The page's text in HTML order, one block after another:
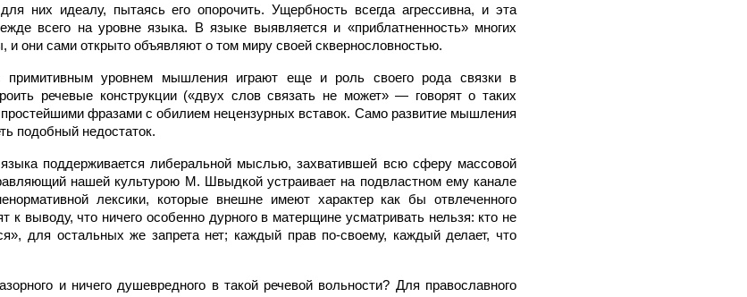
них идеалу, пытаясь его опорочить. Ущербность всегда агрессивна, и эта
всего на уровне языка. В языке выявляется и «приблатненность» многих
и они сами открыто объявляют о том миру своей сквернословностью.
уровнем мышления играют еще и роль своего рода связки в
речевые конструкции («двух слов связать не может» — говорят о таких
фразами с обилием нецензурных вставок. Само развитие мышления
подобный недостаток.
поддерживается либеральной мыслью, захватившей всю сферу массовой
нашей культурою М. Швыдкой устраивает на подвластном ему канале
лексики, которые внешне имеют характер как бы отвлеченного
к выводу, что ничего особенно дурного в матерщине усматривать нельзя: кто не
для остальных же запрета нет; каждый прав по-своему, каждый делает, что
и ничего душевредного в такой речевой вольности? Для православного